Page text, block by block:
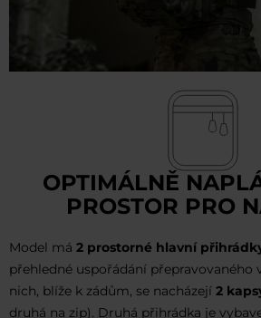
OPTIMÁLNĚ
PROSTOR PRO
Model má 2 prostorné hlavní
přehledné uspořádání přepravovaného
nich, blíže k zádům, se nacházejí 2
druhá na zip). Druhá přihrádka je